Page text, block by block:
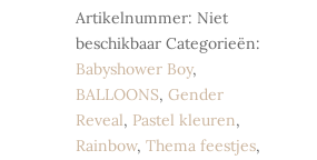
-
per
10
st.
aantal
Artikelnummer: Niet
beschikbaar Categorieën:
Babyshower Boy,
BALLOONS,Gender
Reveal, Pastel kleuren,
Rainbow,Thema feestjes,